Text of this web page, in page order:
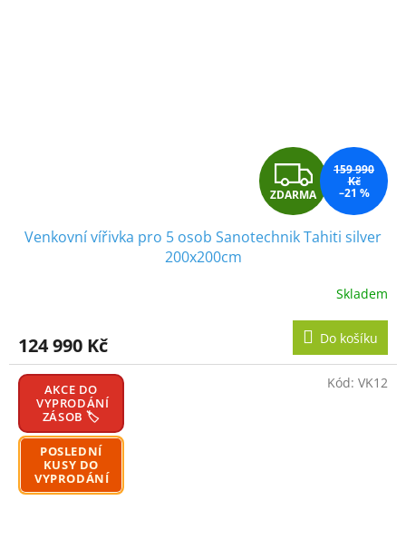
Z
D
A
R
M
A
ZDARMA
159 990
Kč
–21 %
Venkovní vířivka pro 5 osob Sanotechnik Tahiti silver
200x200cm
Skladem
124 990 Kč Do košíku
AKCE DO
VYPRODÁNÍ
ZÁSOB 🏷️
POSLEDNÍ
KUSY DO
VYPRODÁNÍ
Kód: VK12